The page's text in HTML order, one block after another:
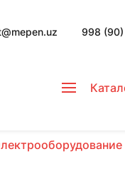
998